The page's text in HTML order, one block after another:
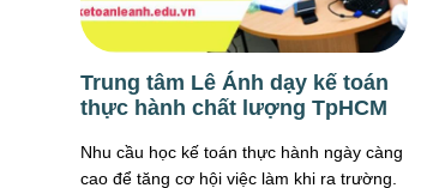
Trung tâm Lê Ánh dạy kế toán
thực hành chất lượng TpHCM
Nhu cầu học kế toán thực hành ngày càng
cao để tăng cơ hội việc làm khi ra trường.